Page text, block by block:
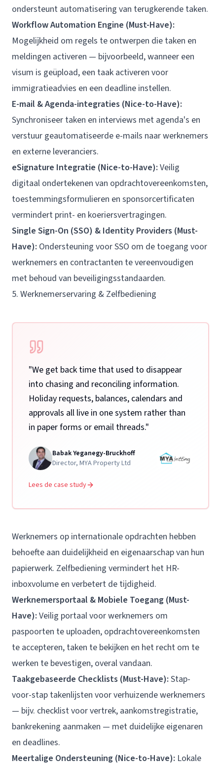
ondersteunt automatisering van terugkerende taken.
Workflow Automation Engine (Must-Have):
Mogelijkheid om regels te ontwerpen die taken en
meldingen activeren — bijvoorbeeld, wanneer een
visum is geüpload, een taak activeren voor
immigratieadvies en een deadline instellen.
E-mail & Agenda-integraties (Nice-to-Have):
Synchroniseer taken en interviews met agenda's en
verstuur geautomatiseerde e-mails naar werknemers
en externe leveranciers.
eSignature Integratie (Nice-to-Have): Veilig
digitaal ondertekenen van opdrachtovereenkomsten,
toestemmingsformulieren en sponsorcertificaten
vermindert print- en koeriersvertragingen.
Single Sign-On (SSO) & Identity Providers (Must-
Have): Ondersteuning voor SSO om de toegang voor
werknemers en contractanten te vereenvoudigen
met behoud van beveiligingsstandaarden.
5. Werknemerservaring & Zelfbediening
"We get back time that used to disappear
into chasing and reconciling information.
Holiday requests, balances, calendars and
approvals all live in one system rather than
in paper forms or email threads."
Babak Yeganegy-Bruckhoff
Director, MYA Property Ltd
Lees de case study
Werknemers op internationale opdrachten hebben
behoefte aan duidelijkheid en eigenaarschap van hun
papierwerk. Zelfbediening vermindert het HR-
inboxvolume en verbetert de tijdigheid.
Werknemersportaal & Mobiele Toegang (Must-
Have): Veilig portaal voor werknemers om
paspoorten te uploaden, opdrachtovereenkomsten
te accepteren, taken te bekijken en het recht om te
werken te bevestigen, overal vandaan.
Taakgebaseerde Checklists (Must-Have): Stap-
voor-stap takenlijsten voor verhuizende werknemers
— bijv. checklist voor vertrek, aankomstregistratie,
bankrekening aanmaken — met duidelijke eigenaren
en deadlines.
Meertalige Ondersteuning (Nice-to-Have): Lokale